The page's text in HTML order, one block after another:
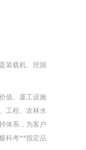
装载机、挖掘
值。厦工设施
工程、农林水
体系，为客户
科考**指定品